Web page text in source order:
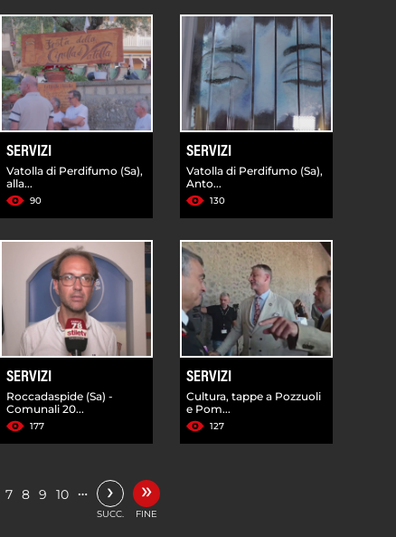
SERVIZI
Vatolla di Perdifumo (Sa),
alla...
90
SERVIZI
Vatolla di Perdifumo (Sa),
Anto...
130
SERVIZI
Roccadaspide (Sa) -
Comunali 20...
177
SERVIZI
Cultura, tappe a Pozzuoli
e Pom...
127
7 8 9 10 … ›
SUCC.
»
FINE